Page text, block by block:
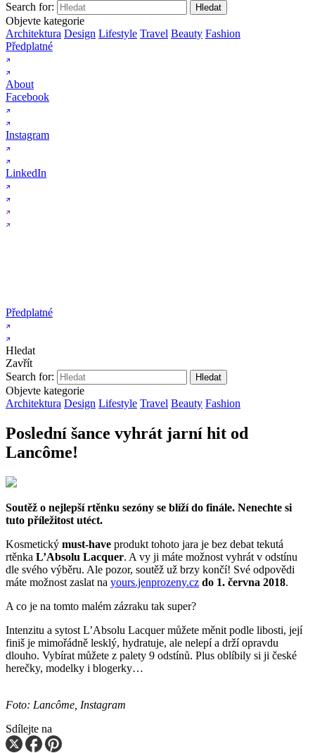
Search for:
Objevte kategorie
Architektura Design Lifestyle Travel Beauty Fashion
Předplatné
About
Facebook
Instagram
LinkedIn
Předplatné
Hledat
Zavřít
Search for:
Objevte kategorie
Architektura Design Lifestyle Travel Beauty Fashion
Poslední šance vyhrát jarní hit od
Lancôme!
Soutěž o nejlepší rtěnku sezóny se blíží do finále. Nenechte si
tuto příležitost utéct.
Kosmetický must-have produkt tohoto jara je bez debat tekutá
rtěnka L’Absolu Lacquer. A vy ji máte možnost vyhrát v odstínu
dle svého výběru. Ale pozor, soutěž už brzy končí! Své odpovědi
máte možnost zaslat na yours.jenprozeny.cz do 1. června 2018.
A co je na tomto malém zázraku tak super?
Intenzitu a sytost L’Absolu Lacquer můžete měnit podle libosti, její
finiš je mimořádně lesklý, hydratuje, ale nelepí a drží opravdu
dlouho. Vybírat můžete z palety 9 odstínů. Plus oblíbily si ji české
herečky, modelky i blogerky…
Foto: Lancôme, Instagram
Sdílejte na